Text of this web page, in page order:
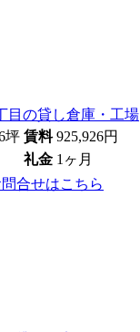
目 の貸し倉庫・工場
坪 賃料 925,926円
礼金 1ヶ月
合せはこちら